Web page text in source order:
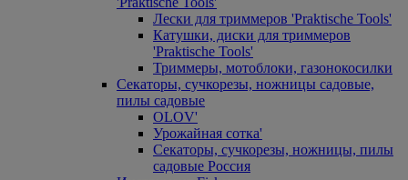
Лески для триммеров 'Praktische Tools'
Катушки, диски для триммеров
'Praktische Tools'
Триммеры, мотоблоки, газонокосилки
Секаторы, сучкорезы, ножницы садовые,
пилы садовые
OLOV'
Урожайная сотка'
Секаторы, сучкорезы, ножницы, пилы
садовые Россия